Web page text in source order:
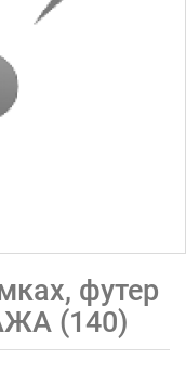
футер
(140)